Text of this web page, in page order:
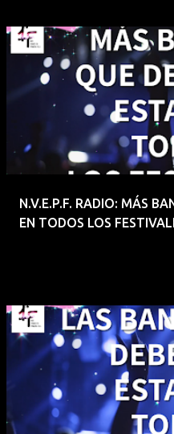
N.V.E.P.F. RADIO: MÁS
EN TODOS LOS